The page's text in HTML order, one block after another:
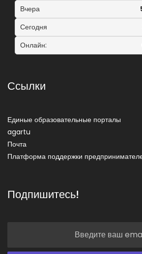
Вчера
Сегодня
Онлайн:
Ссылки
Единые образовательные порталы
agartu
Почта
Платформа поддержки
Подпишитесь!